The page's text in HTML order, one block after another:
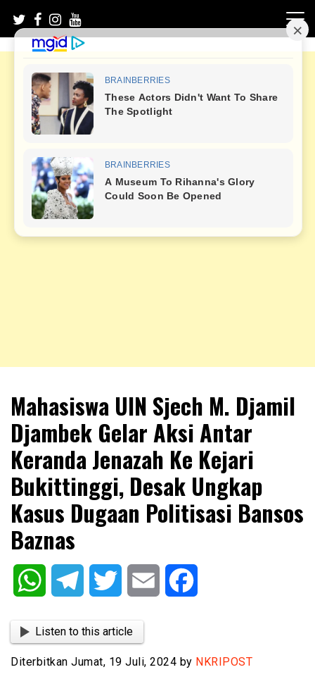
content
NKRIPOST
Mahasiswa UIN Sjech M. Djamil
Djambek Gelar Aksi Antar
Keranda Jenazah Ke Kejari
Bukittinggi, Desak Ungkap
Kasus Dugaan Politisasi Bansos
Baznas
WhatsAppTelegram Twitter Email
Listen to this article
Diterbitkan Jumat, 19 Juli, 2024 by NKRIPOST